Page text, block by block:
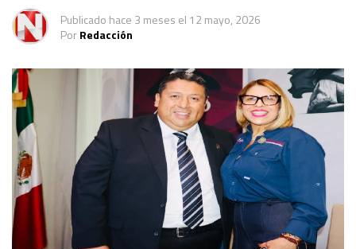
Publicado hace 3 meses el 12 mayo, 2026
PorRedacción